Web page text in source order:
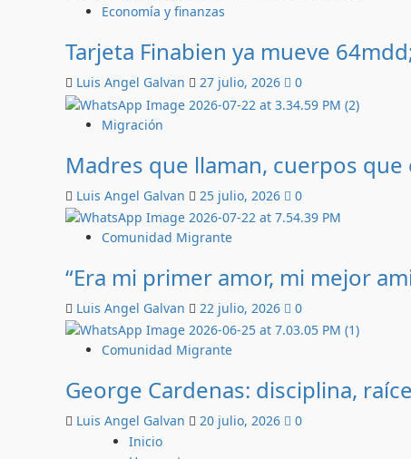
Economía y finanzas
Tarjeta Finabien ya mueve
Luis Angel Galvan 27 julio, 2026 0
Migración
Madres que llaman, cuerpos que
Luis Angel Galvan 25 julio, 2026 0
Comunidad Migrante
“Era mi primer amor, mi mejor
Luis Angel Galvan 22 julio, 2026 0
Comunidad Migrante
George Cardenas: disciplina,
Luis Angel Galvan 20 julio, 2026
0
Inicio